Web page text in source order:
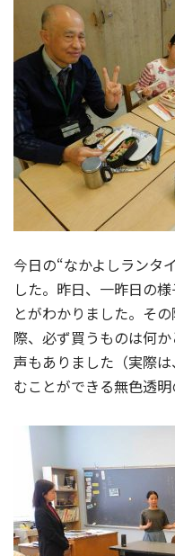
今日の“なかよしランタ
した。昨日、一昨日の
とがわかりました。そ
際、必ず買うものは何
声もありました（実際
むことができる無色透明